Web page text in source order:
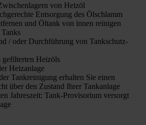
von Heizöl
Entsorgung des Ölschlamm
und Öltank von innen reinigen
/ oder Durchführung von Tankschutz-
gefilterten Heizöls
Heizanlage
Tankreinigung erhalten Sie einen
über den Zustand Ihrer Tankanlage
Jahreszeit: Tank-Provisorium versorgt